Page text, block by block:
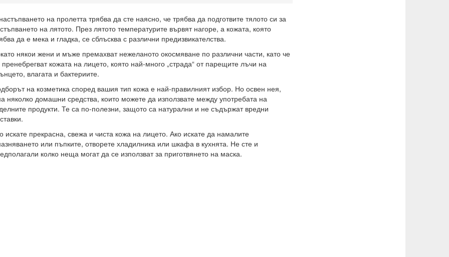
на пролетта трябва да сте наясно, че трябва да подготвите тялото си за
на лятото. През лятото температурите вървят нагоре, а кожата, която
да е мека и гладка, се сблъсква с различни предизвикателства.
някои жени и мъже премахват нежеланото окосмяване по различни части, като че
кожата на лицето, която най-много „страда“ от парещите лъчи на
влагата и бактериите.
на козметика според вашия тип кожа е най-правилният избор. Но освен нея,
няколко домашни средства, които можете да използвате между употребата на
продукти. Те са по-полезни, защото са натурални и не съдържат вредни
искате прекрасна, свежа и чиста кожа на лицето. Ако искате да намалите
или пъпките, отворете хладилника или шкафа в кухнята. Не сте и
колко неща могат да се използват за приготвянето на маска.